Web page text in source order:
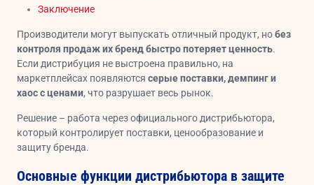
Заключение
Производители могут выпускать отличный продукт, нобез
контроля продаж их бренд быстро потеряет ценность.
Если дистрибуция не выстроена правильно, на
маркетплейсах появляютсясерые поставки, демпинг и
хаос с ценами, что разрушает весь рынок.
Решение – работа через официального дистрибьютора,
который контролирует поставки, ценообразование и
защиту бренда.
Основные функции дистрибьютора в защите